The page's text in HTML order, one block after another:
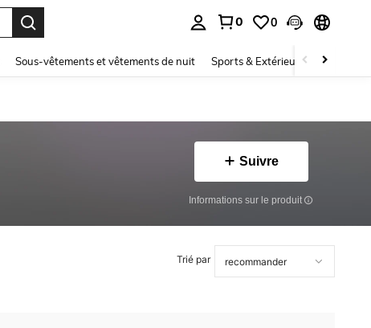
0 0
Sous-vêtements et vêtements de nuit Sports & Extérieur Enfants
Suivre
Informations sur le produit
Trié par